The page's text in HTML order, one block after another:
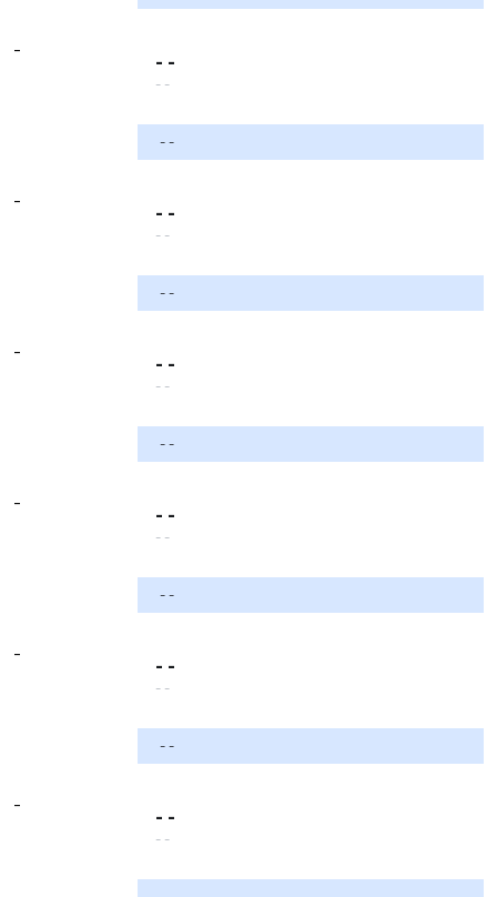
-
- -
- -
- -
-
- -
- -
- -
-
- -
- -
- -
-
- -
- -
- -
-
- -
- -
- -
-
- -
- -